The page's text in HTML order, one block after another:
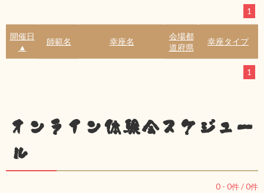
1
開催日
▲
師範名 幸座名
会場都
道府県
幸座タイプ
1
オンライン体験会スケジュー
ル
0 - 0件 /0件